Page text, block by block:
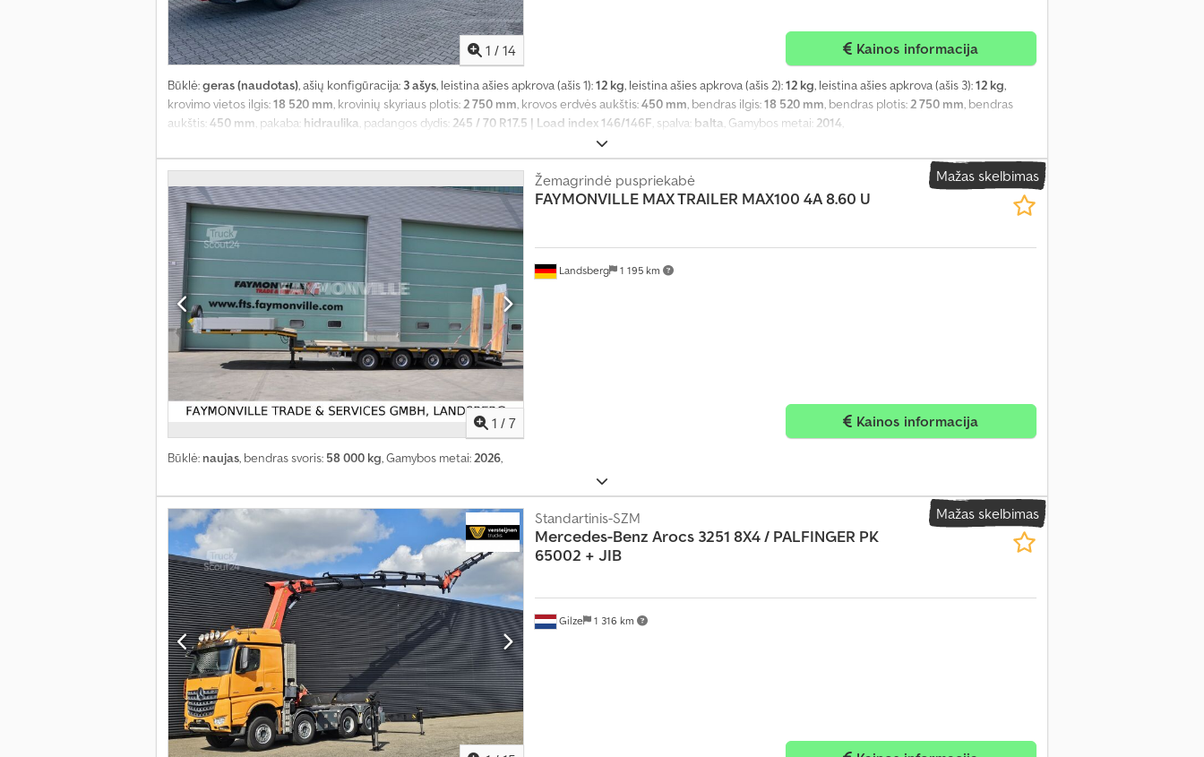
1 / 14 Kainos informacija
Būklė:geras (naudotas), ašių konfigūracija: 3 ašys, leistina ašies apkrova (ašis 1):12 kg, leistina ašies apkrova (ašis 2):12 kg, leistina ašies apkrova (ašis 3):12 kg,
krovimo vietos ilgis:18 520 mm, krovinių skyriaus plotis:2 750 mm, krovos erdvės aukštis:450 mm, bendras ilgis:18 520 mm, bendras plotis:2 750 mm, bendras
aukštis:450 mm, pakaba: hidraulika, padangos dydis: 245 / 70 R17.5 | Load index 146/146F, spalva: balta, Gamybos metai: 2014,
Mažas skelbimas
1 / 7
Landsberg 1 195 km
Žemagrindė puspriekabė
FAYMONVILLE MAX TRAILER MAX100 4A 8.60 U
Kainos informacija
Būklė: naujas, bendras svoris: 58 000 kg, Gamybos metai:2026,
Mažas skelbimas
Gilze 1 316 km
Standartinis-SZM
Mercedes-Benz Arocs 3251 8X4 / PALFINGER PK
65002 + JIB